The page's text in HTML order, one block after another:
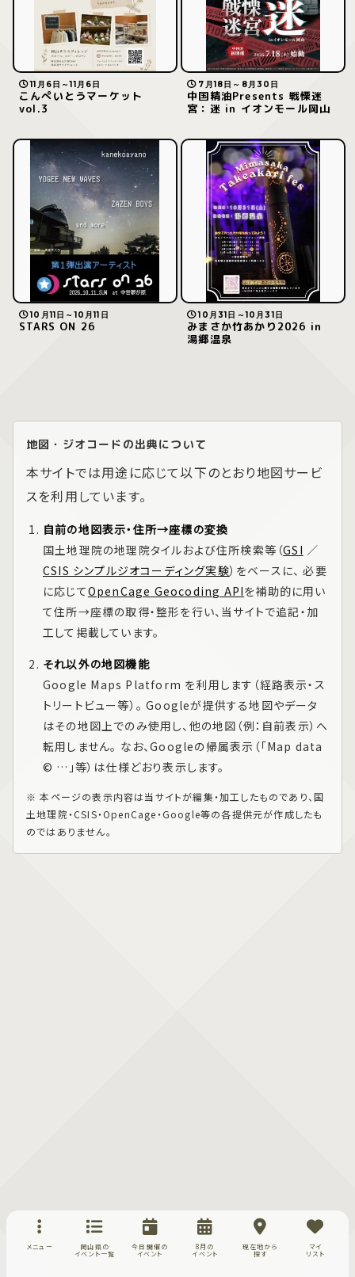
11月6日～11月6日
こんぺいとうマーケット
vol.3
7月18日～8月30日
中国精油Presents 戦慄迷
宮：迷 in イオンモール岡山
10月11日～10月11日
STARS ON 26
10月31日～10月31日
みまさか竹あかり2026 in
湯郷温泉
地図・ジオコードの出典について
本サイトでは用途に応じて以下のとおり地図サービ
スを利用しています。
自前の地図表示・住所→座標の変換
国土地理院の地理院タイルおよび住所検索等（GSI ／
CSIS シンプルジオコーディング実験）をベースに、 必要
に応じてOpenCage Geocoding APIを補助的に用い
て住所→座標の取得・整形を行い、当サイトで追記・加
工して掲載しています。
それ以外の地図機能
Google Maps Platform を利用します（経路表示・ス
トリートビュー等）。 Googleが提供する地図やデータ
はその地図上でのみ使用し、他の地図（例：自前表示）へ
転用しません。 なお、Googleの帰属表示（「Map data
© …」等）は仕様どおり表示します。
※ 本ページの表示内容は当サイトが編集・加工したものであり、国
土地理院・CSIS・OpenCage・Google等の各提供元が作成したも
のではありません。
メニュー
岡山県の
イベント一覧
今日開催の
イベント
8月の
イベント
現在地から
探す
マイ
リスト